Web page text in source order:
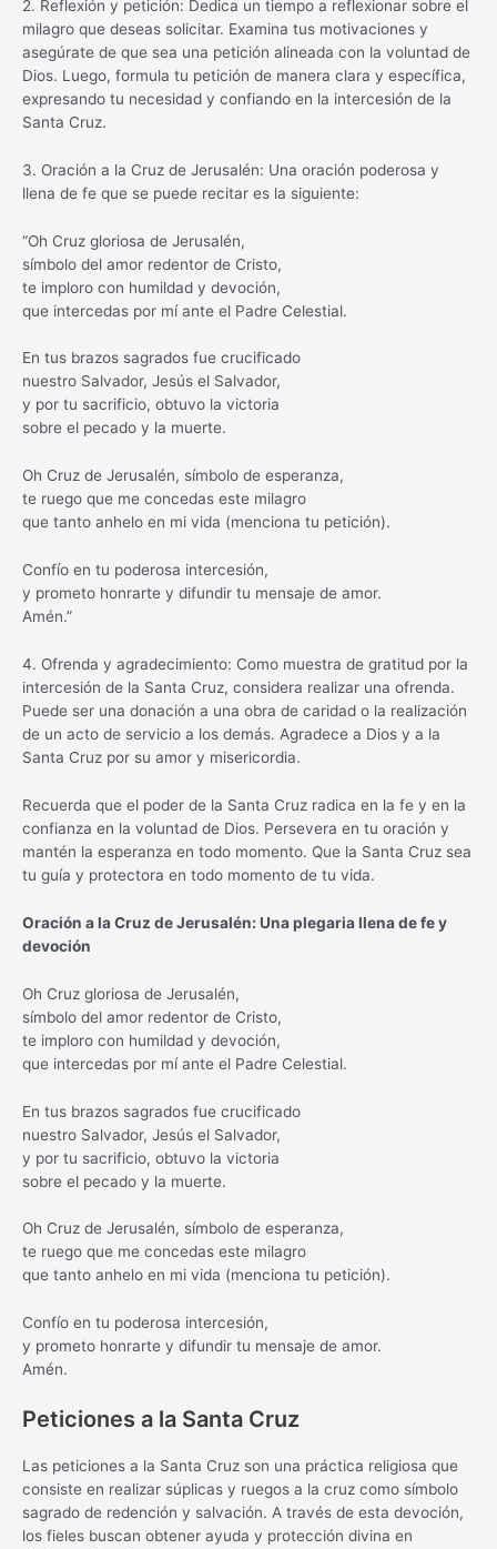
2. Reflexión y petición: Dedica un tiempo a reflexionar sobre el
milagro que deseas solicitar. Examina tus motivaciones y
asegúrate de que sea una petición alineada con la voluntad de
Dios. Luego, formula tu petición de manera clara y específica,
expresando tu necesidad y confiando en la intercesión de la
Santa Cruz.
3. Oración a la Cruz de Jerusalén: Una oración poderosa y
llena de fe que se puede recitar es la siguiente:
“Oh Cruz gloriosa de Jerusalén,
símbolo del amor redentor de Cristo,
te imploro con humildad y devoción,
que intercedas por mí ante el Padre Celestial.
En tus brazos sagrados fue crucificado
nuestro Salvador, Jesús el Salvador,
y por tu sacrificio, obtuvo la victoria
sobre el pecado y la muerte.
Oh Cruz de Jerusalén, símbolo de esperanza,
te ruego que me concedas este milagro
que tanto anhelo en mi vida (menciona tu petición).
Confío en tu poderosa intercesión,
y prometo honrarte y difundir tu mensaje de amor.
Amén.”
4. Ofrenda y agradecimiento: Como muestra de gratitud por la
intercesión de la Santa Cruz, considera realizar una ofrenda.
Puede ser una donación a una obra de caridad o la realización
de un acto de servicio a los demás. Agradece a Dios y a la
Santa Cruz por su amor y misericordia.
Recuerda que el poder de la Santa Cruz radica en la fe y en la
confianza en la voluntad de Dios. Persevera en tu oración y
mantén la esperanza en todo momento. Que la Santa Cruz sea
tu guía y protectora en todo momento de tu vida.
Oración a la Cruz de Jerusalén: Una plegaria llena de fe y
devoción
Oh Cruz gloriosa de Jerusalén,
símbolo del amor redentor de Cristo,
te imploro con humildad y devoción,
que intercedas por mí ante el Padre Celestial.
En tus brazos sagrados fue crucificado
nuestro Salvador, Jesús el Salvador,
y por tu sacrificio, obtuvo la victoria
sobre el pecado y la muerte.
Oh Cruz de Jerusalén, símbolo de esperanza,
te ruego que me concedas este milagro
que tanto anhelo en mi vida (menciona tu petición).
Confío en tu poderosa intercesión,
y prometo honrarte y difundir tu mensaje de amor.
Amén.
Peticiones a la Santa Cruz
Las peticiones a la Santa Cruz son una práctica religiosa que
consiste en realizar súplicas y ruegos a la cruz como símbolo
sagrado de redención y salvación. A través de esta devoción,
los fieles buscan obtener ayuda y protección divina en